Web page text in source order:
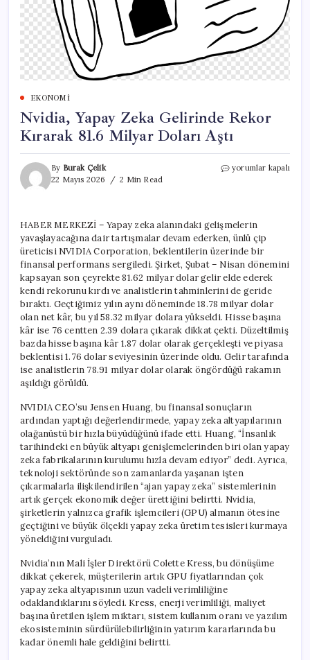
EKONOMI
Nvidia, Yapay Zeka Gelirinde Rekor
Kırarak 81.6 Milyar Doları Aştı
By Burak Çelik
22 Mayıs 2026
2 Min Read
Nvidia,
Kırarak
81.6
Milyar
Doları
Aştı
için
yorumlar kapalı
HABER MERKEZİ – Yapay zeka alanındaki gelişmelerin
yavaşlayacağına dair tartışmalar devam ederken, ünlü çip
üreticisi NVIDIA Corporation, beklentilerin üzerinde bir
finansal performans sergiledi. Şirket, Şubat – Nisan dönemini
kapsayan son çeyrekte 81.62 milyar dolar gelir elde ederek
kendi rekorunu kırdı ve analistlerin tahminlerini de geride
bıraktı. Geçtiğimiz yılın aynı döneminde 18.78 milyar dolar
olan net kâr, bu yıl 58.32 milyar dolara yükseldi. Hisse başına
kâr ise 76 centten 2.39 dolara çıkarak dikkat çekti. Düzeltilmiş
bazda hisse başına kâr 1.87 dolar olarak gerçekleşti ve piyasa
beklentisi 1.76 dolar seviyesinin üzerinde oldu. Gelir tarafında
ise analistlerin 78.91 milyar dolar olarak öngördüğü rakamın
aşıldığı görüldü.
NVIDIA CEO’su Jensen Huang, bu finansal sonuçların
ardından yaptığı değerlendirmede, yapay zeka altyapılarının
olağanüstü bir hızla büyüdüğünü ifade etti. Huang, “İnsanlık
tarihindeki en büyük altyapı genişlemelerinden biri olan yapay
zeka fabrikalarının kurulumu hızla devam ediyor” dedi. Ayrıca,
teknoloji sektöründe son zamanlarda yaşanan işten
çıkarmalarla ilişkilendirilen “ajan yapay zeka” sistemlerinin
artık gerçek ekonomik değer ürettiğini belirtti. Nvidia,
şirketlerin yalnızca grafik işlemcileri (GPU) almanın ötesine
geçtiğini ve büyük ölçekli yapay zeka üretim tesisleri kurmaya
yöneldiğini vurguladı.
Nvidia’nın Mali İşler Direktörü Colette Kress, bu dönüşüme
dikkat çekerek, müşterilerin artık GPU fiyatlarından çok
yapay zeka altyapısının uzun vadeli verimliliğine
odaklandıklarını söyledi. Kress, enerji verimliliği, maliyet
başına üretilen işlem miktarı, sistem kullanım oranı ve yazılım
ekosisteminin sürdürülebilirliğinin yatırım kararlarında bu
kadar önemli hale geldiğini belirtti.